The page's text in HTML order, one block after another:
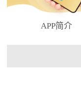
APP简介